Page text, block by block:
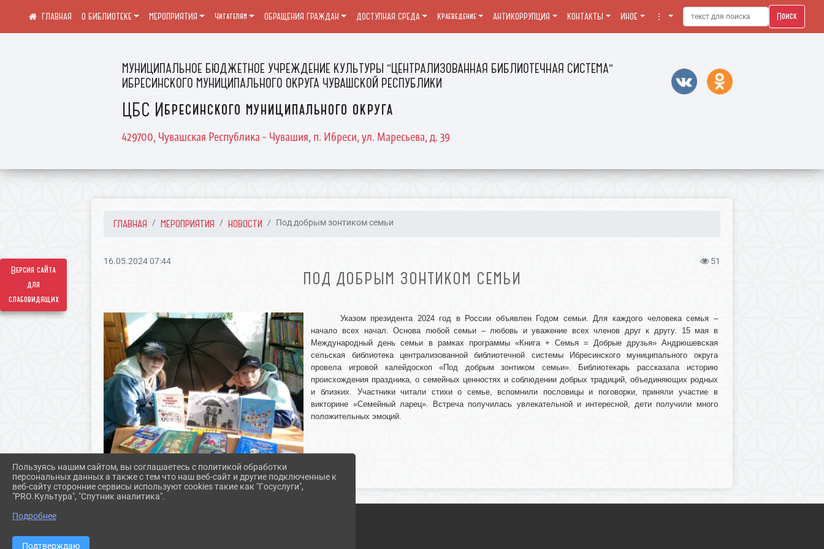
Версия сайта
для
слабовидящих
МУНИЦИПАЛЬНОЕ БЮДЖЕТНОЕ УЧРЕЖДЕНИЕ КУЛЬТУРЫ "ЦЕНТРАЛИЗОВАННАЯ БИБЛИОТЕЧНАЯ СИСТЕМА"
ИБРЕСИНСКОГО МУНИЦИПАЛЬНОГО ОКРУГА ЧУВАШСКОЙ РЕСПУБЛИКИ
ЦБС Ибресинского муниципального округа
429700, Чувашская Республика - Чувашия, п. Ибреси, ул. Маресьева, д. 39
О БИБЛИОТЕКЕ МЕРОПРИЯТИЯ Читателям ОБРАЩЕНИЯ ГРАЖДАН ДОСТУПНАЯ СРЕДА Краеведение АНТИКОРРУПЦИЯ КОНТАКТЫ ИНОЕ ⋮ Поиск
ГЛАВНАЯ МЕРОПРИЯТИЯ НОВОСТИ Под добрым зонтиком семьи
16.05.2024 07:44 51
ПОД ДОБРЫМ ЗОНТИКОМ СЕМЬИ
Указом президента 2024 год в России объявлен Годом семьи. Для каждого человека семья –
начало всех начал. Основа любой семьи – любовь и уважение всех членов друг к другу. 15 мая в
Международный день семьи в рамках программы «Книга + Семья = Добрые друзья» Андрюшевская
сельская библиотека централизованной библиотечной системы Ибресинского муниципального округа
провела игровой калейдоскоп «Под добрым зонтиком семьи». Библиотекарь рассказала историю
происхождения праздника, о семейных ценностях и соблюдении добрых традиций, объединяющих родных
и близких. Участники читали стихи о семье, вспомнили пословицы и поговорки, приняли участие в
викторине «Семейный ларец». Встреча получилась увлекательной и интересной, дети получили много
положительных эмоций.
Пользуясь нашим сайтом, вы соглашаетесь с политикой обработки
персональных данных а также с тем что наш веб-сайт и другие подключенные к
веб-сайту сторонние сервисы используют cookies такие как "Госуслуги",
"PRO.Культура", "Спутник аналитика".
Подробнее
Подтверждаю